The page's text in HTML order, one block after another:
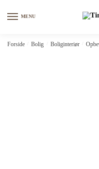
MENU
Forside Bolig Boliginteriør